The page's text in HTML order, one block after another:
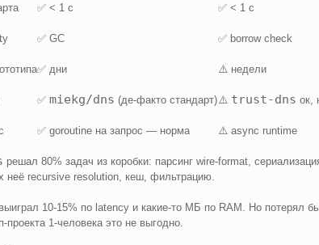
✅ < 1 с ✅ < 1 с
✅ GC ✅ borrow check
✅ дни ⚠️ недели
✅ miekg/dns (де-факто стандарт)⚠️ trust-dns ок,
✅ goroutine на запрос — норма ⚠️ async runtime
решал 80% задач из коробки: парсинг wire-format,
неё recursive resolution, кеш, фильтрацию.
10-15% по latency и какие-то МБ по RAM. Но потерял
проекта 1-человека это не выгодно.